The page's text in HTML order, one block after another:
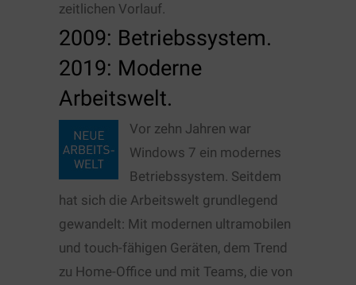
zeitlichen Vorlauf.
2009: Betriebssystem.
2019: Moderne
Arbeitswelt.
Vor zehn Jahren war
Windows 7 ein modernes
Betriebssystem. Seitdem
hat sich die Arbeitswelt grundlegend
gewandelt: Mit modernen ultramobilen
und touch-fähigen Geräten, dem Trend
zu Home-Office und mit Teams, die von